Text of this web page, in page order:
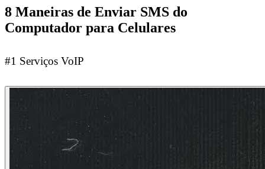
8 Maneiras de Enviar SMS do
Computador para Celulares
#1 Serviços VoIP